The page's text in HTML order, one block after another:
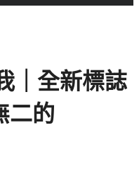
｜全新標誌
二的